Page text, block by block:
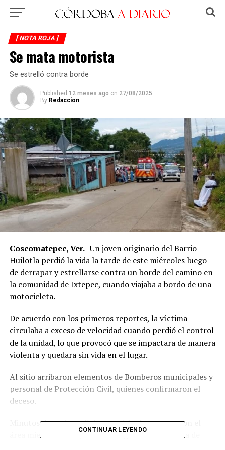
[ NOTA ROJA ]
Se mata motorista
Se estrelló contra borde
Published 12 meses ago on 27/08/2025
By Redaccion
Coscomatepec, Ver.-Un joven originario del Barrio
Huilotla perdió la vida la tarde de este miércoles luego
de derrapar y estrellarse contra un borde del camino en
la comunidad de Ixtepec, cuando viajaba a bordo de una
motocicleta.
De acuerdo con los primeros reportes, la víctima
circulaba a exceso de velocidad cuando perdió el control
de la unidad, lo que provocó que se impactara de manera
violenta y quedara sin vida en el lugar.
Al sitio arribaron elementos de Bomberos municipales y
personal de Protección Civil, quienes confirmaron el
deceso.
Minutos después, policías municipales aseguraron el
área mientras se esperaba la llegada de la Fiscalía de
CONTINUAR LEYENDO